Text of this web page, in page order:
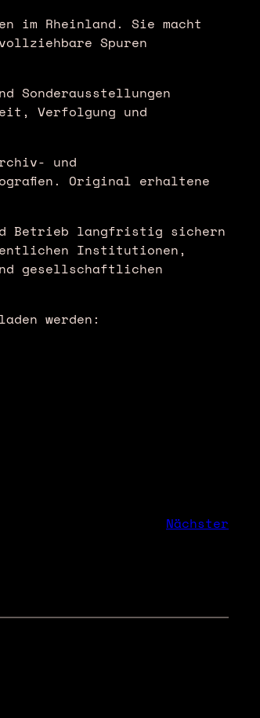
im Rheinland. Sie macht
Spuren
Sonderausstellungen
Verfolgung und
und
Original erhaltene
Betrieb langfristig sichern
Institutionen,
gesellschaftlichen
werden:
Nächster